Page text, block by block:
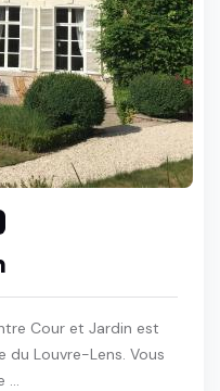
Cour et Jardin est
du Louvre-Lens. Vous
...